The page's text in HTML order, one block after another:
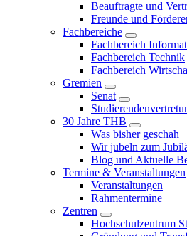
Beauftragte und
Freunde und
Fachbereiche
Fachbereich
Fachbereich Technik
Fachbereich
Gremien
Senat
30 Jahre THB
Was bisher geschah
Wir jubeln zum
Blog und Aktuelle
Termine & Veranstaltungen
Veranstaltungen
Rahmentermine
Zentren
Hochschulzentrum